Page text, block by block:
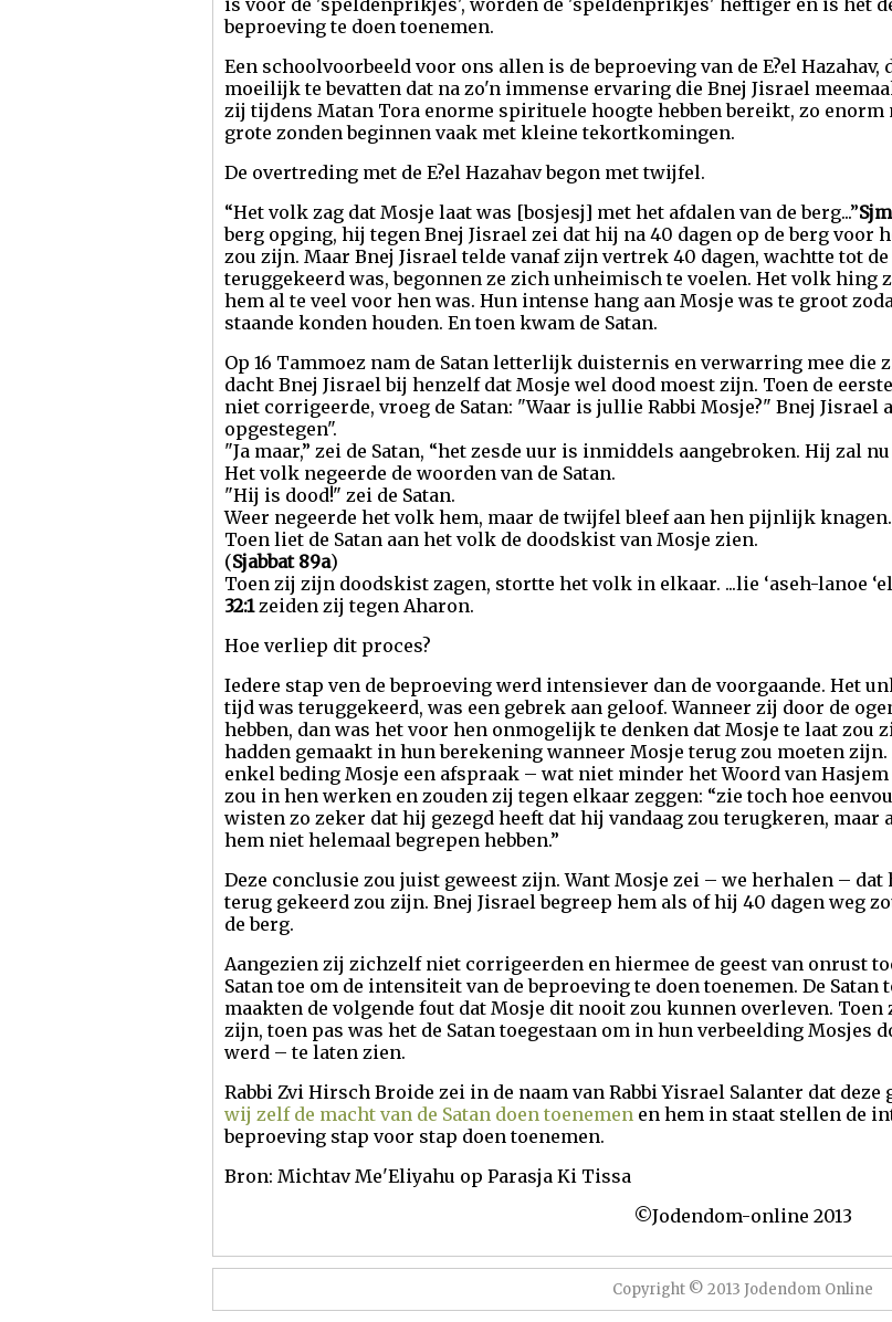
is voor de 'speldenprikjes', worden de 'speldenprikjes' heftiger en is het
beproeving te doen toenemen.
Een schoolvoorbeeld voor ons allen is de beproeving van de E?el
moeilijk te bevatten dat na zo'n immense ervaring die Bnej Jisrael
zij tijdens Matan Tora enorme spirituele hoogte hebben bereikt, zo
grote zonden beginnen vaak met kleine tekortkomingen.
De overtreding met de E?el Hazahav begon met twijfel.
“Het volk zag dat Mosje laat was [bosjesj] met het afdalen van de berg...”
berg opging, hij tegen Bnej Jisrael zei dat hij na 40 dagen op de berg voor
zou zijn. Maar Bnej Jisrael telde vanaf zijn vertrek 40 dagen, wachtte tot
teruggekeerd was, begonnen ze zich unheimisch te voelen. Het volk hing
hem al te veel voor hen was. Hun intense hang aan Mosje was te groot
staande konden houden. En toen kwam de Satan.
Op 16 Tammoez nam de Satan letterlijk duisternis en verwarring mee die
dacht Bnej Jisrael bij henzelf dat Mosje wel dood moest zijn. Toen de
niet corrigeerde, vroeg de Satan: "Waar is jullie Rabbi Mosje?" Bnej
opgestegen".
"Ja maar,” zei de Satan, “het zesde uur is inmiddels aangebroken. Hij zal
Het volk negeerde de woorden van de Satan.
"Hij is dood!" zei de Satan.
Weer negeerde het volk hem, maar de twijfel bleef aan hen pijnlijk knagen.
Toen liet de Satan aan het volk de doodskist van Mosje zien.
(Sjabbat 89a)
Toen zij zijn doodskist zagen, stortte het volk in elkaar. ...lie ‘aseh-lanoe
32:1zeiden zij tegen Aharon.
Hoe verliep dit proces?
Iedere stap ven de beproeving werd intensiever dan de voorgaande. Het
tijd was teruggekeerd, was een gebrek aan geloof. Wanneer zij door de
hebben, dan was het voor hen onmogelijk te denken dat Mosje te laat zou
hadden gemaakt in hun berekening wanneer Mosje terug zou moeten
enkel beding Mosje een afspraak – wat niet minder het Woord van
zou in hen werken en zouden zij tegen elkaar zeggen: “zie toch hoe
wisten zo zeker dat hij gezegd heeft dat hij vandaag zou terugkeren,
hem niet helemaal begrepen hebben.”
Deze conclusie zou juist geweest zijn. Want Mosje zei – we herhalen – dat
terug gekeerd zou zijn. Bnej Jisrael begreep hem als of hij 40 dagen weg
de berg.
Aangezien zij zichzelf niet corrigeerden en hiermee de geest van onrust
Satan toe om de intensiteit van de beproeving te doen toenemen. De
maakten de volgende fout dat Mosje dit nooit zou kunnen overleven.
zijn, toen pas was het de Satan toegestaan om in hun verbeelding Mosjes
werd – te laten zien.
Rabbi Zvi Hirsch Broide zei in de naam van Rabbi Yisrael Salanter dat
wij zelf de macht van de Satan doen toenemen en hem in staat stellen de
beproeving stap voor stap doen toenemen.
Bron: Michtav Me'Eliyahu op Parasja Ki Tissa
©Jodendom-online 2013
Copyright © 2013 Jodendom Online